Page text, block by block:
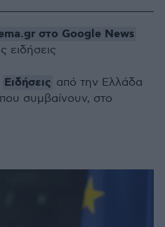
στο Google News
ειδήσεις
Ειδήσεις από την Ελλάδα
συμβαίνουν, στο